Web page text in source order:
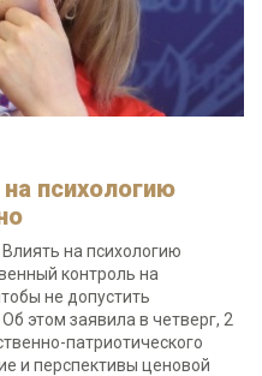
психологию
на психологию
контроль на
не допустить
этом заявила в четверг, 2
патриотического
и перспективы ценовой